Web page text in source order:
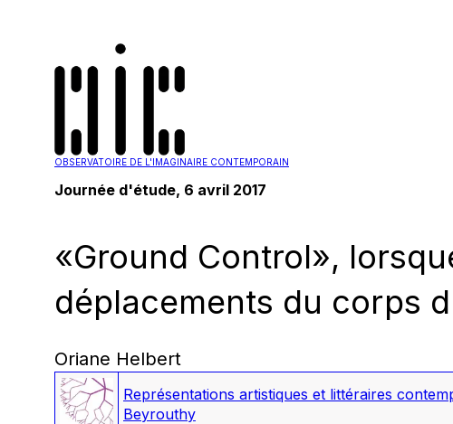
OBSERVATOIRE DE L'IMAGINAIRE CONTEMPORAIN
Journée d'étude, 6 avril 2017
«Ground Control»,
déplacements du corps
Oriane Helbert
Représentations artistiques et littéraires
Beyrouthy